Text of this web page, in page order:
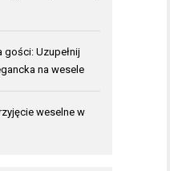
Uzupełnij
na wesele
weselne w